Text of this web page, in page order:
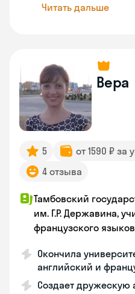
Читать дальше
Вера
5 от 1590 ₽ за
4 отзыва
Тамбовский
им. Г.Р. Державина,
французского языков
Окончила
английский и
Создает дружескую